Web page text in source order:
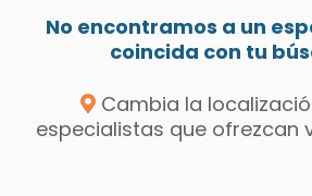
No encontramos a un
coincida con tu
Cambia la
especialistas que ofrezcan